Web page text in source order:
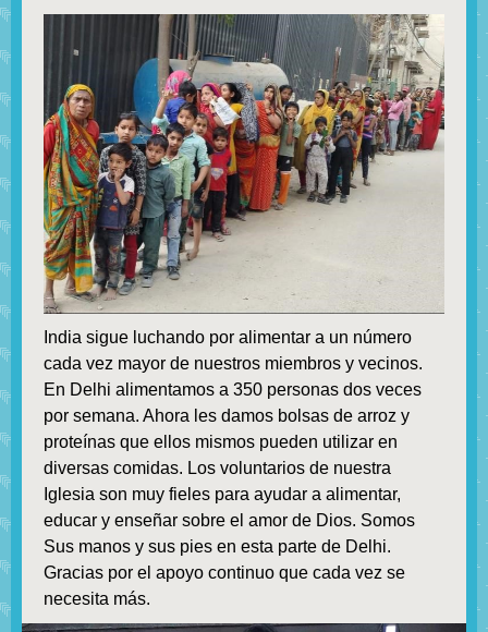
India sigue luchando por alimentar a un número
cada vez mayor de nuestros miembros y vecinos.
En Delhi alimentamos a 350 personas dos veces
por semana. Ahora les damos bolsas de arroz y
proteínas que ellos mismos pueden utilizar en
diversas comidas. Los voluntarios de nuestra
Iglesia son muy fieles para ayudar a alimentar,
educar y enseñar sobre el amor de Dios. Somos
Sus manos y sus pies en esta parte de Delhi.
Gracias por el apoyo continuo que cada vez se
necesita más.